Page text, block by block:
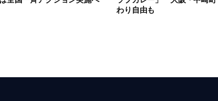
わり自由も